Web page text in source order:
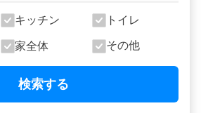
キッチン トイレ
家全体 その他
検索する